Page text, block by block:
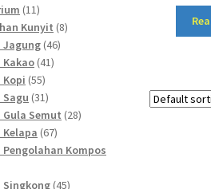
1111
products
Kunyit 88
Jagung 4646
Kakao 4141
Kopi 5555
products
3131
products
Semut 2828
6767
products
Kompos
Singkong 4545